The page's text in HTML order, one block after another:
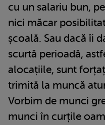
cu un salariu bun,
nici măcar
școală. Sau dacă îi
scurtă perioadă,
alocațiile, sunt
trimită la muncă
Vorbim de munci
munci în curțile